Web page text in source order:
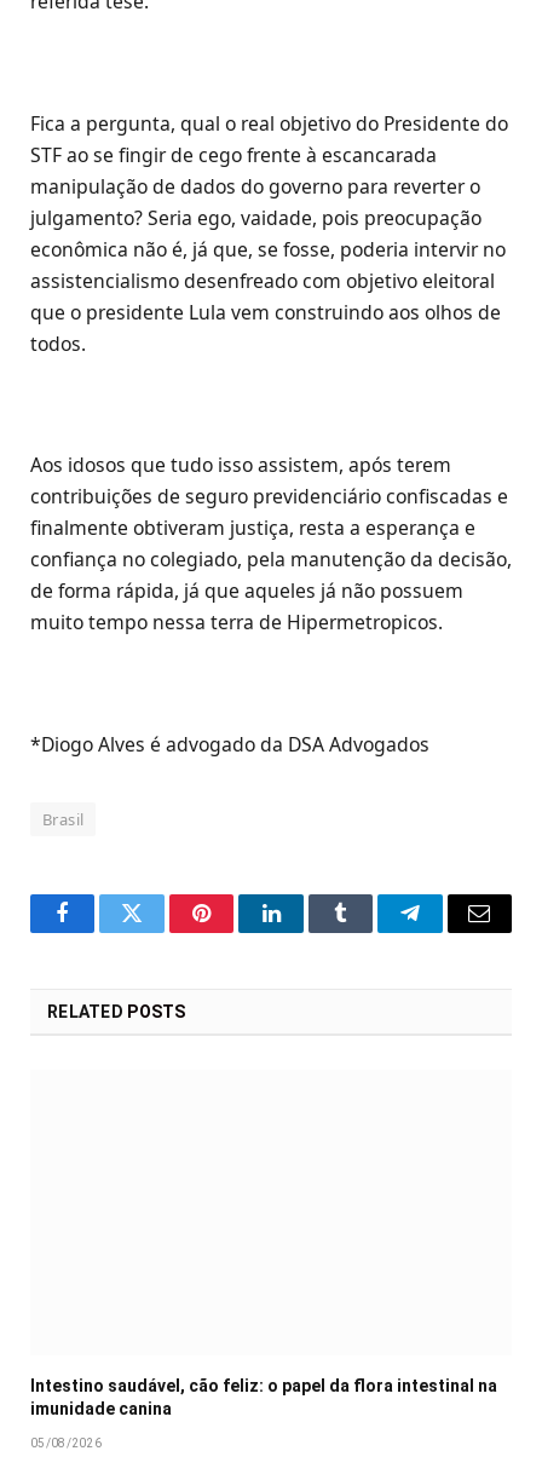
Fica a pergunta, qual o real objetivo do Presidente do
STF ao se fingir de cego frente à escancarada
manipulação de dados do governo para reverter o
julgamento? Seria ego, vaidade, pois preocupação
econômica não é, já que, se fosse, poderia intervir no
assistencialismo desenfreado com objetivo eleitoral
que o presidente Lula vem construindo aos olhos de
todos.
Aos idosos que tudo isso assistem, após terem
contribuições de seguro previdenciário confiscadas e
finalmente obtiveram justiça, resta a esperança e
confiança no colegiado, pela manutenção da decisão,
de forma rápida, já que aqueles já não possuem
muito tempo nessa terra de Hipermetropicos.
*Diogo Alves é advogado da DSA Advogados
Brasil
FacebookTwitter PinterestLinkedInTumblr TelegramEmail
RELATED POSTS
Intestino saudável, cão feliz: o papel da flora intestinal na
imunidade canina
05/08/2026